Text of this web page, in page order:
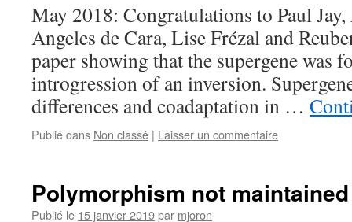
May 2018: Congratulations to Paul
Angeles de Cara, Lise Frézal and
paper showing that the supergene was
introgression of an inversion.
differences and coadaptation in …
Publié dans Non classé | Laisser un commentaire
Polymorphism not
Publié le 15 janvier 2019par mjoron